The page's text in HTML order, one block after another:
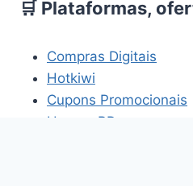
🛒 Plataformas,
Compras Digitais
Hotkiwi
Cupons Promocionais
HomemBR